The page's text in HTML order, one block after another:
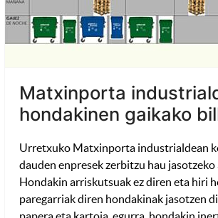
Matxinporta
hondakinen gaikako
Urretxuko Matxinporta industrialdean
dauden enpresek zerbitzu hau jasotzeko
Hondakin arriskutsuak ez diren eta hiri
paregarriak diren hondakinak jasotzen